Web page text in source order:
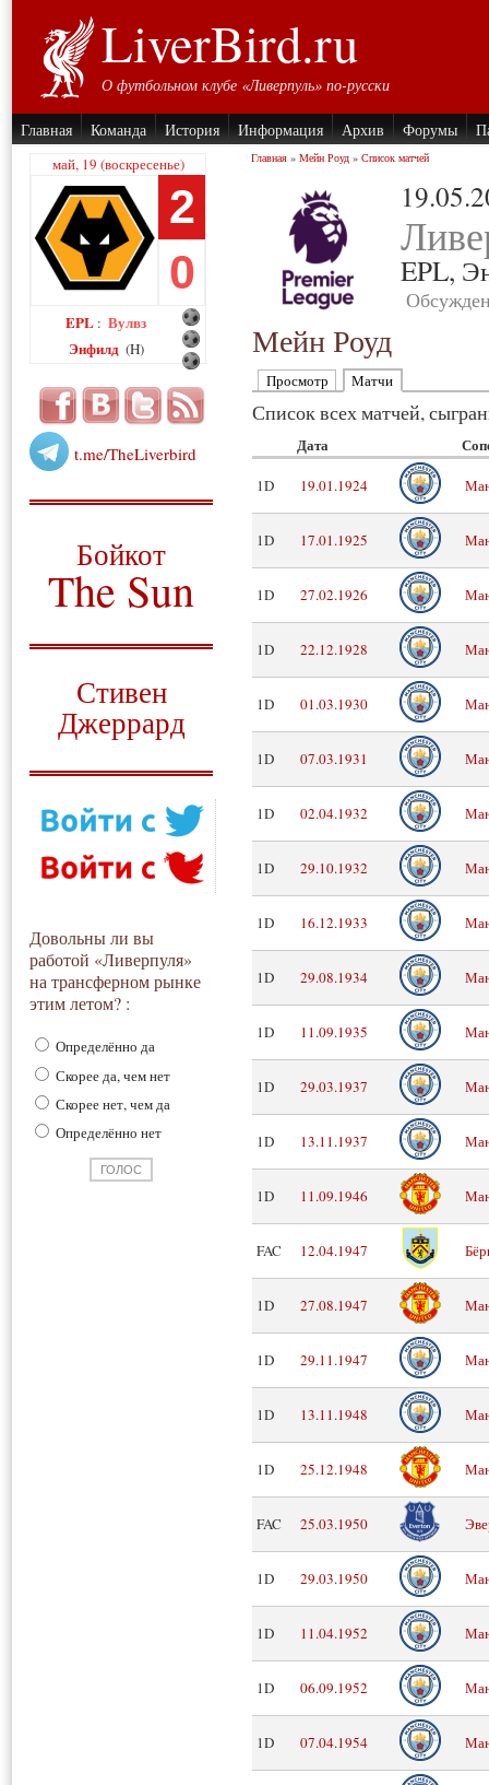
LiverBird.ru
О футбольном клубе «Ливерпуль» по-русски
Главная Команда История Информация Архив Форумы
май, 19 (воскресенье)
2
0
EPL : Вулвз
Энфилд (H)
t.me/TheLiverbird
Бойкот
The Sun
Стивен
Джеррард
Довольны ли вы
работой «Ливерпуля»
на трансферном рынке
этим летом? :
Определённо да
Скорее да, чем нет
Скорее нет, чем да
Определённо нет
Главная » Мейн Роуд » Список матчей
EPL,
Мейн Роуд
Просмотр Матчи
Список всех матчей,
Дата
1D 19.01.1924
1D 17.01.1925
1D 27.02.1926
1D 22.12.1928
1D 01.03.1930
1D 07.03.1931
1D 02.04.1932
1D 29.10.1932
1D 16.12.1933
1D 29.08.1934
1D 11.09.1935
1D 29.03.1937
1D 13.11.1937
1D 11.09.1946
FAC 12.04.1947
1D 27.08.1947
1D 29.11.1947
1D 13.11.1948
1D 25.12.1948
FAC 25.03.1950
1D 29.03.1950
1D 11.04.1952
1D 06.09.1952
1D 07.04.1954